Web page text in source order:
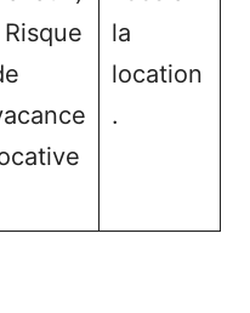
Risque
la
location
.